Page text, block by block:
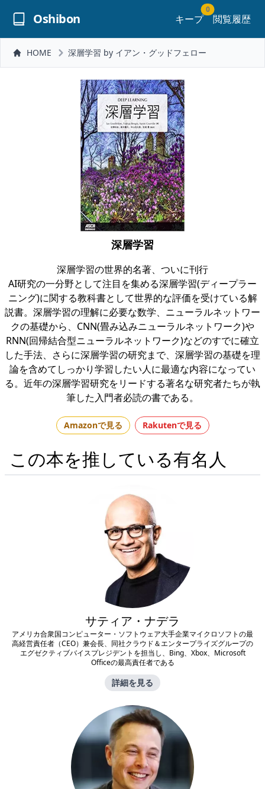
Oshibon キープ
0
閲覧履歴
HOME 深層学習 by イアン・グッドフェロー
深層学習
深層学習の世界的名著、ついに刊行
AI研究の一分野として注目を集める深層学習(ディープラー
ニング)に関する教科書として世界的な評価を受けている解
説書。深層学習の理解に必要な数学、ニューラルネットワー
クの基礎から、CNN(畳み込みニューラルネットワーク)や
RNN(回帰結合型ニューラルネットワーク)などのすでに確立
した手法、さらに深層学習の研究まで、深層学習の基礎を理
論を含めてしっかり学習したい人に最適な内容になってい
る。近年の深層学習研究をリードする著名な研究者たちが執
筆した入門者必読の書である。
Amazonで見る Rakutenで見る
この本を推している有名人
サティア・ナデラ
アメリカ合衆国コンピューター・ソフトウェア大手企業マイクロソフトの最
高経営責任者（CEO）兼会長、同社クラウド＆エンタープライズグループの
エグゼクティブバイスプレジデントを担当し、Bing、Xbox、Microsoft
Officeの最高責任者である
詳細を見る